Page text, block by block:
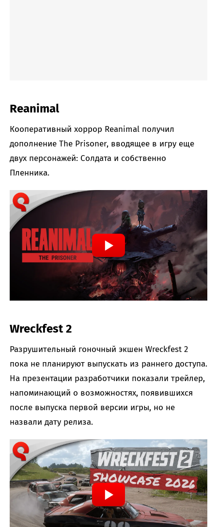
Reanimal
Кооперативный хоррор Reanimal получил
дополнение The Prisoner, вводящее в игру еще
двух персонажей: Солдата и собственно
Пленника.
Wreckfest 2
Разрушительный гоночный экшен Wreckfest 2
пока не планируют выпускать из раннего доступа.
На презентации разработчики показали трейлер,
напоминающий о возможностях, появившихся
после выпуска первой версии игры, но не
назвали дату релиза.